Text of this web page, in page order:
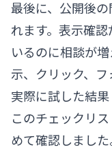
最後に、公開後
れます。表示確
いるのに相談が
示、クリック、フ
実際に試した結果
このチェックリ
めて確認しました